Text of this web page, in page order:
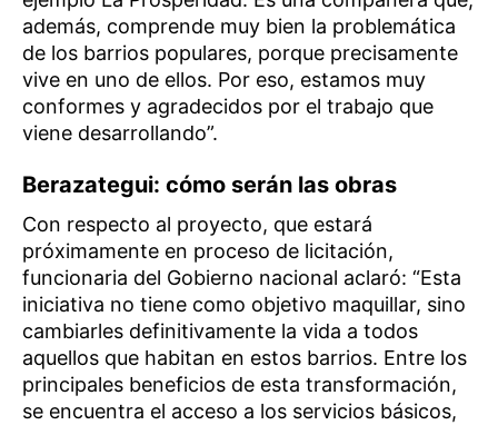
además, comprende muy bien la problemática
de los barrios populares, porque precisamente
vive en uno de ellos. Por eso, estamos muy
conformes y agradecidos por el trabajo que
viene desarrollando”.
Berazategui: cómo serán las obras
Con respecto al proyecto, que estará
próximamente en proceso de licitación,
funcionaria del Gobierno nacional aclaró: “Esta
iniciativa no tiene como objetivo maquillar, sino
cambiarles definitivamente la vida a todos
aquellos que habitan en estos barrios. Entre los
principales beneficios de esta transformación,
se encuentra el acceso a los servicios básicos,